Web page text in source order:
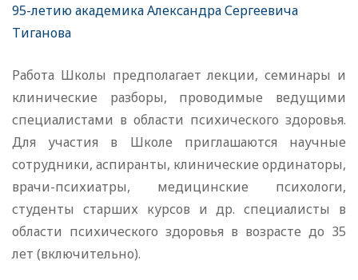
95-летию академика Александра Сергеевича
Тиганова
Работа Школы предполагает лекции, семинары и
клинические разборы, проводимые ведущими
специалистами в области психического здоровья.
Для участия в Школе приглашаются научные
сотрудники, аспиранты, клинические ординаторы,
врачи-психиатры, медицинские психологи,
студенты старших курсов и др. специалисты в
области психического здоровья в возрасте до 35
лет (включительно).